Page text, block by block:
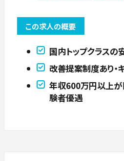
この求人の概要
国内トップクラスの
改善提案制度あり・
年収600万円以上
験者優遇